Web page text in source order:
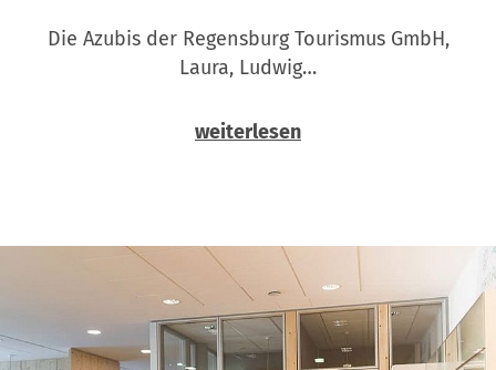
Die Azubis der Regensburg Tourismus GmbH,
Laura, Ludwig…
weiterlesen